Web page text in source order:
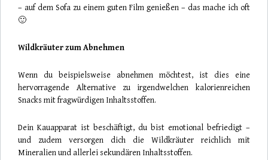
– auf dem Sofa zu einem guten Film genießen – das mache ich oft
🙂
Wildkräuter zum Abnehmen
Wenn du beispielsweise abnehmen möchtest, ist dies eine
hervorragende Alternative zu irgendwelchen kalorienreichen
Snacks mit fragwürdigen Inhaltsstoffen.
Dein Kauapparat ist beschäftigt, du bist emotional befriedigt –
und zudem versorgen dich die Wildkräuter reichlich mit
Mineralien und allerlei sekundären Inhaltsstoffen.